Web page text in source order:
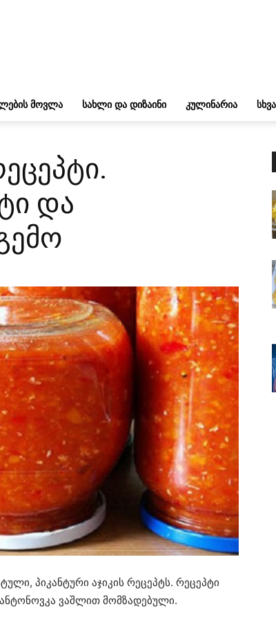
ᲛᲝᲕᲚᲐ ᲡᲐᲮᲚᲘ ᲓᲐ ᲓᲘᲖᲐᲘᲜᲘ ᲙᲣᲚᲘᲜᲐᲠᲘᲐ ᲡᲮᲕᲐ
და
პიკანტური აჯიკის რეცეპტს. რეცეპტი
ვაშლით მომზადებული.